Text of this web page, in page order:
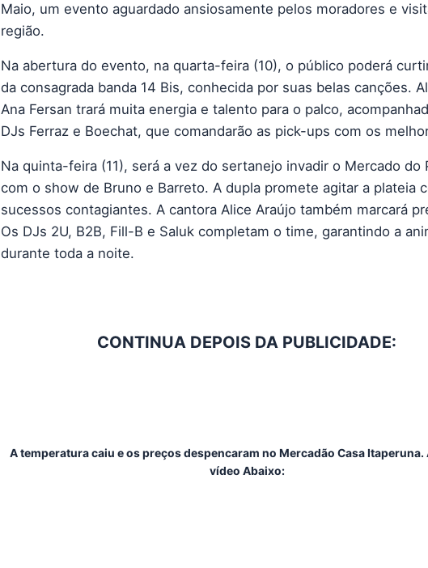
Maio, um evento aguardado ansiosamente pelos moradores e
região.
Na abertura do evento, na quarta-feira (10), o público poderá
da consagrada banda 14 Bis, conhecida por suas belas canções.
Ana Fersan trará muita energia e talento para o palco,
DJs Ferraz e Boechat, que comandarão as pick-ups com os
Na quinta-feira (11), será a vez do sertanejo invadir o Mercado do
com o show de Bruno e Barreto. A dupla promete agitar a plateia
sucessos contagiantes. A cantora Alice Araújo também marcará
Os DJs 2U, B2B, Fill-B e Saluk completam o time, garantindo a
durante toda a noite.
CONTINUA DEPOIS DA PUBLICIDADE:
A temperatura caiu e os preços despencaram no Mercadão Casa Itaperuna.
vídeo Abaixo: